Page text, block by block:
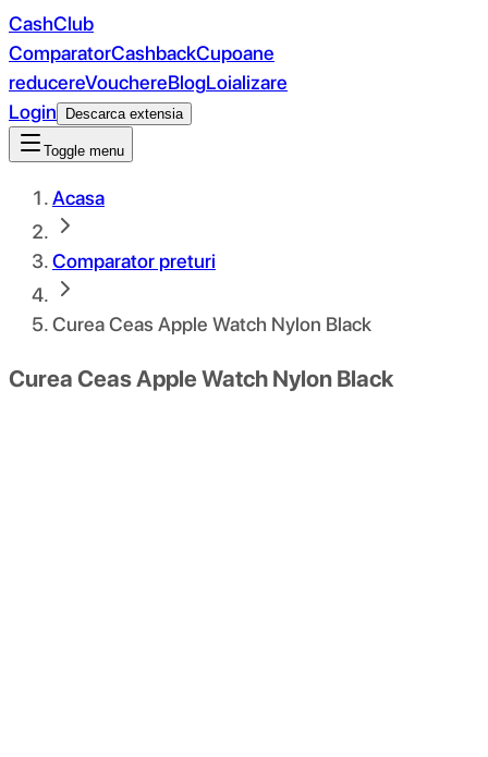
CashClub
ComparatorCashbackCupoane
reducereVouchereBlogLoializare
Login
Descarca extensia
Toggle menu
Acasa
Comparator preturi
Curea Ceas Apple Watch Nylon Black
Curea Ceas Apple Watch Nylon Black